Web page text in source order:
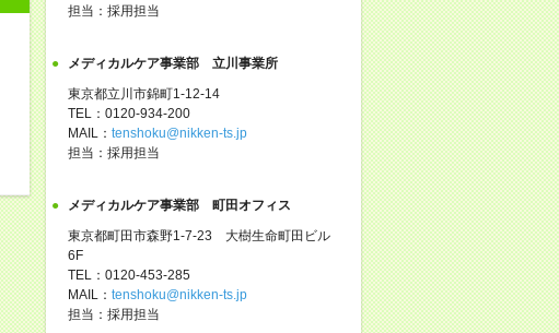
担当：採用担当
メディカルケア事業部 立川事業所
東京都立川市錦町1-12-14
TEL：0120-934-200
MAIL： tenshoku@nikken-ts.jp
担当：採用担当
メディカルケア事業部 町田オフィス
東京都町田市森野1-7-23 大樹生命町田ビル
6F
TEL：0120-453-285
MAIL： tenshoku@nikken-ts.jp
担当：採用担当